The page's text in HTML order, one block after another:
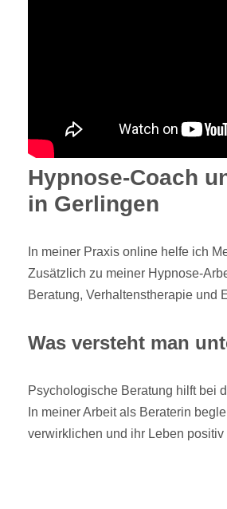
Hypnose-Coach
in Gerlingen
In meiner Praxis online helfe ich
Zusätzlich zu meiner Hypnose-
Beratung, Verhaltenstherapie und
Was versteht man
Psychologische Beratung hilft bei
In meiner Arbeit als Beraterin
verwirklichen und ihr Leben positiv